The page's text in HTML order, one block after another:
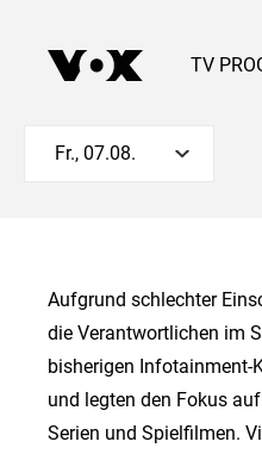
TV
Fr., 07.08.
Aufgrund schlechter
die Verantwortlichen im
bisherigen Infotainment-
und legten den Fokus
Serien und Spielfilmen.